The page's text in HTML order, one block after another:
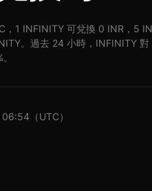
1 INFINITY 可兌換 0 INR，5
。過去 24 小時，INFINITY
（UTC）